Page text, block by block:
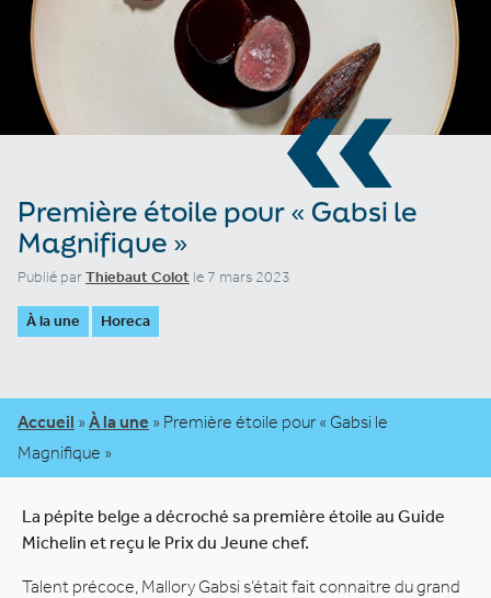
«
Première étoile pour « Gabsi le
Magnifique »
Publié parThiebaut Colot le 7 mars 2023
À la une Horeca
Accueil » À la une » Première étoile pour « Gabsi le
Magnifique »
La pépite belge a décroché sa première étoile au Guide
Michelin et reçu le Prix du Jeune chef.
Talent précoce, Mallory Gabsi s’était fait connaitre du grand